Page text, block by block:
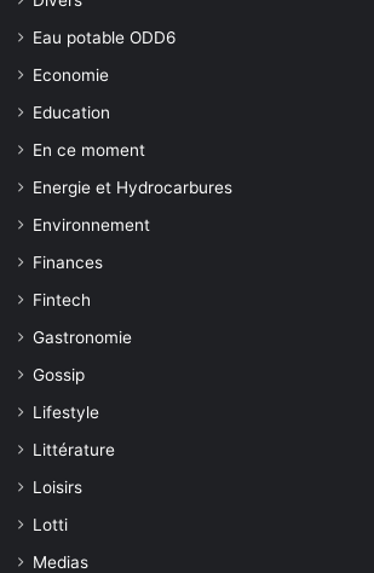
Eau potable ODD6
Economie
Education
En ce moment
Energie et Hydrocarbures
Environnement
Finances
Fintech
Gastronomie
Gossip
Lifestyle
Littérature
Loisirs
Lotti
Medias